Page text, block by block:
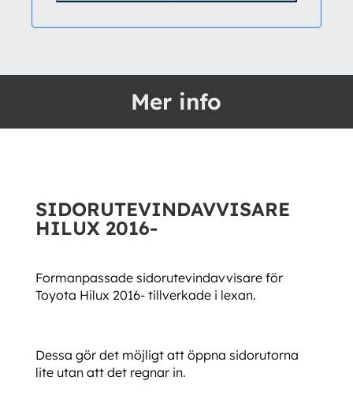
Mer info
SIDORUTEVINDAVVISARE
HILUX 2016-
Formanpassade sidorutevindavvisare för
Toyota Hilux 2016- tillverkade i lexan.
Dessa gör det möjligt att öppna sidorutorna
lite utan att det regnar in.